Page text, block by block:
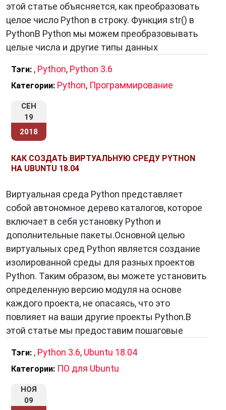
этой статье объясняется, как преобразовать
целое число Python в строку. Функция str() в
PythonВ Python мы можем преобразовывать
целые числа и другие типы данных
Тэги: , Python, Python 3.6
Категории: Python, Программирование
СЕН
19
2018
КАК СОЗДАТЬ ВИРТУАЛЬНУЮ СРЕДУ PYTHON
НА UBUNTU 18.04
Виртуальная среда Python представляет
собой автономное дерево каталогов, которое
включает в себя установку Python и
дополнительные пакеты.Основной целью
виртуальных сред Python является создание
изолированной среды для разных проектов
Python. Таким образом, вы можете установить
определенную версию модуля на основе
каждого проекта, не опасаясь, что это
повлияет на ваши другие проекты Python.В
этой статье мы предоставим пошаговые
Тэги: , Python 3.6, Ubuntu 18.04
Категории: ПО для Ubuntu
НОЯ
09